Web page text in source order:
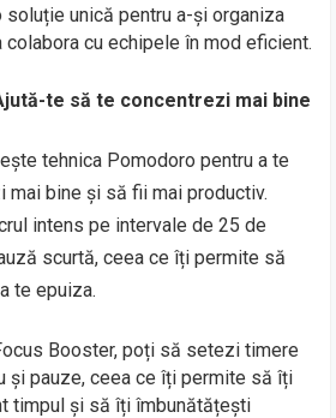
soluție unică pentru a-și organiza
cu echipele în mod eficient.
te să te concentrezi mai bine
tehnica Pomodoro pentru a te
mai bine și să fii mai productiv.
intens pe intervale de 25 de
scurtă, ceea ce îți permite să
te epuiza.
Booster, poți să setezi timere
și pauze, ceea ce îți permite să îți
timpul și să îți îmbunătățești